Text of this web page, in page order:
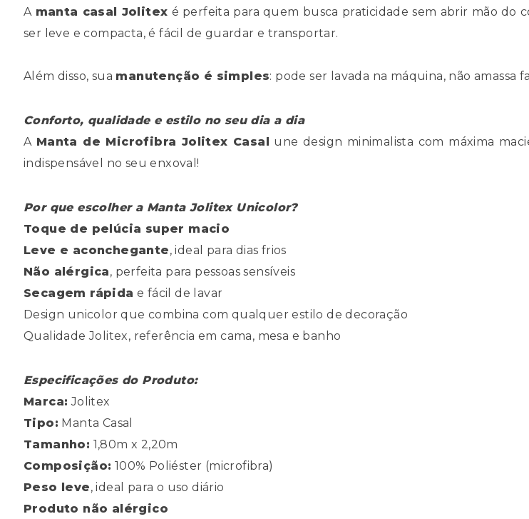
A manta casal Jolitex é perfeita para quem busca praticidade sem abrir mão do
ser leve e compacta, é fácil de guardar e transportar.
Além disso, sua manutenção é simples: pode ser lavada na máquina, não
Conforto, qualidade e estilo no seu dia a dia
A Manta de Microfibra Jolitex Casal une design minimalista com máxima
indispensável no seu enxoval!
Por que escolher a Manta Jolitex Unicolor?
Toque de pelúcia super macio
Leve e aconchegante, ideal para dias frios
Não alérgica, perfeita para pessoas sensíveis
Secagem rápida e fácil de lavar
Design unicolor que combina com qualquer estilo de decoração
Qualidade Jolitex, referência em cama, mesa e banho
Especificações do Produto:
Marca: Jolitex
Tipo: Manta Casal
Tamanho: 1,80m x 2,20m
Composição: 100% Poliéster (microfibra)
Peso leve, ideal para o uso diário
Produto não alérgico